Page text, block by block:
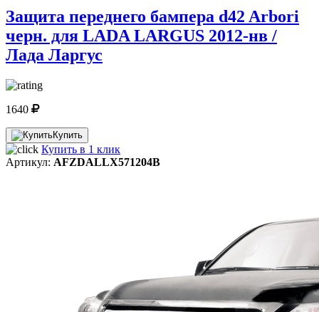
Защита переднего бампера d42 Arbori
черн. для LADA LARGUS 2012-нв /
Лада Ларгус
1640
Купить
Купить в 1 клик
Артикул: AFZDALLX571204B